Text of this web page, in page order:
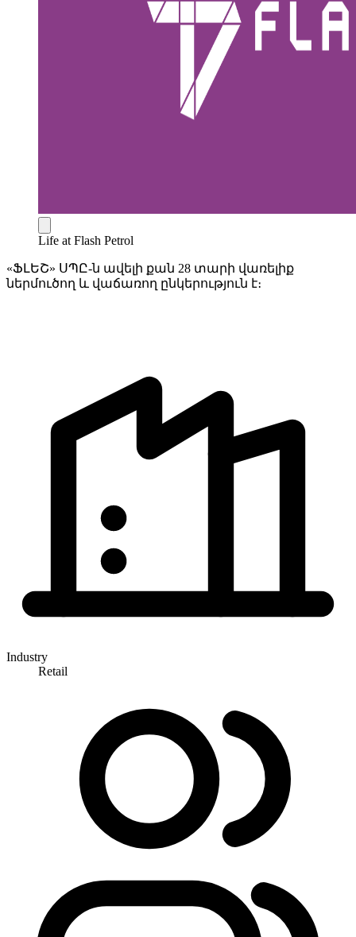
Life at Flash Petrol
«ՖԼԵՇ» ՍՊԸ-ն ավելի քան 28 տարի վառելիք
ներմուծող և վաճառող ընկերություն է։
Industry
Retail